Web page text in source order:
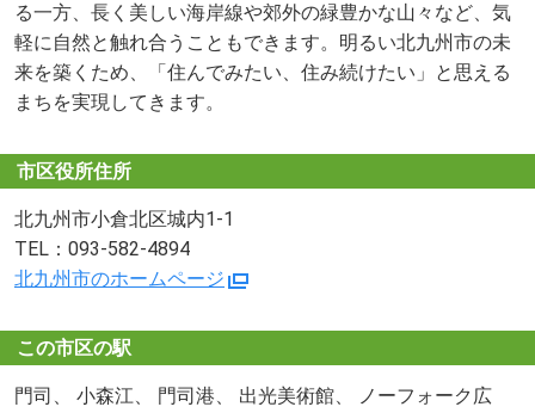
る一方、長く美しい海岸線や郊外の緑豊かな山々など、気
軽に自然と触れ合うこともできます。明るい北九州市の未
来を築くため、「住んでみたい、住み続けたい」と思える
まちを実現してきます。
市区役所住所
北九州市小倉北区城内1-1
TEL：093-582-4894
北九州市のホームページ
この市区の駅
門司、 小森江、 門司港、 出光美術館、 ノーフォーク広